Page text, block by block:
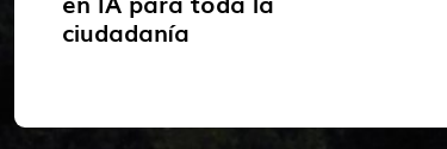
ciudadanía